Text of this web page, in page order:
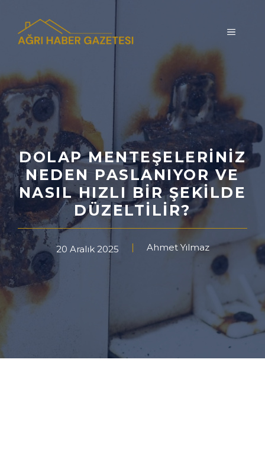
MENÜ
DOLAP MENTEŞELERINIZ
NEDEN PASLANIYOR VE
NASIL HIZLI BIR ŞEKILDE
DÜZELTILIR?
20 Aralık 2025 Ahmet Yılmaz